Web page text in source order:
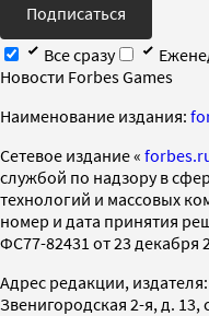
Подписаться
Все сразу
Новости Forbes Games
Наименование издания:
Cетевое издание «
службой по надзору в
технологий и массовых
номер и дата принятия
ФС77-82431 от 23 декабря
Адрес редакции,
Звенигородская 2-я, д. 13,